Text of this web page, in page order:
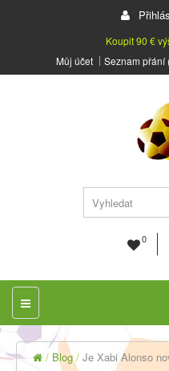
Koupit 90 €
Můj účet
Seznam přání
0
Blog Je Xabi Alonso